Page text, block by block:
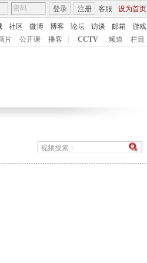
客服 设为首页
登录 注册
社区 微博 博客 论坛 访谈 邮箱
游戏
片
公开课 播客 CCTV 频道 栏目